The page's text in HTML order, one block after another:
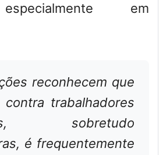
em
reconhecem que
trabalhadores
sobretudo
é frequentemente